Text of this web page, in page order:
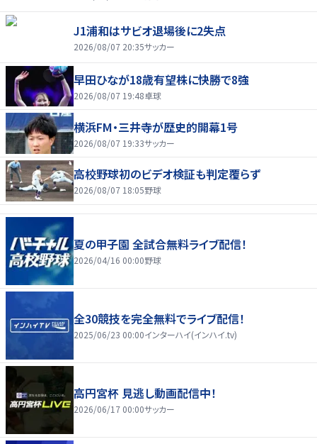
J1浦和はサビオ退場後に2失点
2026/08/07 20:35サッカー
早田ひなが18歳有望株に快勝で8強
2026/08/07 19:48卓球
横浜FM・三井寺が歴史的開幕1号
2026/08/07 19:33サッカー
高校野球初のビデオ検証も判定覆らず
2026/08/07 18:05野球
夏の甲子園 全試合無料ライブ配信！
2026/04/16 00:00野球
全30競技を完全無料でライブ配信！
2025/06/23 00:00インターハイ(インハイ.tv)
高円宮杯 見逃し動画配信中！
2026/06/17 00:00サッカー